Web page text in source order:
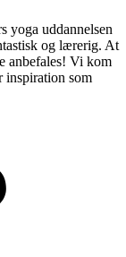
yoga uddannelsen
og lærerig. At
anbefales! Vi kom
inspiration som